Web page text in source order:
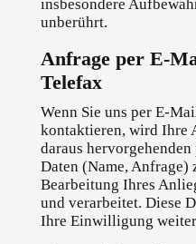
insbesondere
unberührt.
Anfrage per E-
Telefax
Wenn Sie uns per E-
kontaktieren, wird Ihre
daraus hervorgehenden
Daten (Name, Anfrage)
Bearbeitung Ihres
und verarbeitet. Diese
Ihre Einwilligung